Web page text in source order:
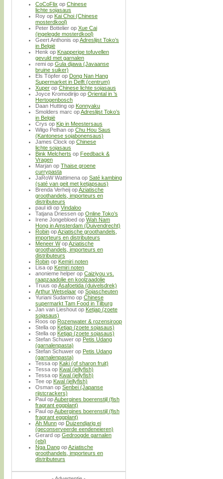
CoCoFlix op Chinese
lichte sojasaus
Roy op Kai Choi (Chinese
mosterdkool)
Peter Bottelier op Xue Cai
(ingelegde mosterdkool)
Geert Anthonis opAdreslijst Toko’s
in België
Henk op Knapperige tofuvellen
gevuld met garnalen
remi op Gula djawa (Javaanse
bruine suiker)
Els Töpfer op Dong Nan Hang
Supermarket in Delft (centrum)
Xuper op Chinese lichte sojasaus
Joyce Kromodirijo op Oriental in ’s
Hertogenbosch
Daan Hutting op Konnyaku
Smolders marc opAdreslijst Toko’s
in België
Crys op Kip in Meestersaus
Wilgo Pelhan op Chu Hou Saus
(Kantonese sojabonensaus)
James Clock op Chinese
lichte sojasaus
Bink Melcherts op Feedback &
Vragen
Marjan op Thaise groene
currypasta
JaRoW Wattimena op Saté kambing
(saté van geit met ketjapsaus)
Brenda Verheij opAziatische
groothandels, importeurs en
distributeurs
paul idi op Vindaloo
Tatjana Driessen op Online Toko’s
Irene Jongebloed op Wah Nam
Hong in Amsterdam (Duivendrecht)
Robin opAziatische groothandels,
importeurs en distributeurs
Meneer WopAziatische
groothandels, importeurs en
distributeurs
Robin op Kemiri noten
Lisa op Kemiri noten
anonieme helper op Caiziyou vs.
raapzaadolie en koolzaadolie
Truus opAsafoetida (duivelsdrek)
Arthur Wetselaar op Sojascheuten
Yuriani Sudarmo op Chinese
supermarkt Tam Food in Tilburg
Jan van Lieshout op Ketjap (zoete
sojasaus)
Roos op Rozenwater & rozensiroop
Stella op Ketjap (zoete sojasaus)
Stella op Ketjap (zoete sojasaus)
Stefan Schuwer op Petis Udang
(garnalenpasta)
Stefan Schuwer op Petis Udang
(garnalenpasta)
Tessa op Kaki (of sharon fruit)
Tessa op Kwal (jellyfish)
Tessa op Kwal (jellyfish)
Tee op Kwal (jellyfish)
Osman op Senbei (Japanse
rijstcrackers)
Paul opAubergines boerenstijl (fish
fragrant eggplant)
Paul opAubergines boerenstijl (fish
fragrant eggplant)
Ah Munn op Duizendjarig ei
(geconserveerde eendeneieren)
Gerard op Gedroogde garnalen
(ebi)
Nga Dang opAziatische
groothandels, importeurs en
distributeurs